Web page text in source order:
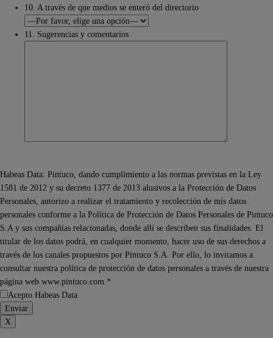
10. A través de que medios se enteró del directorio
11. Sugerencias y comentarios
Habeas Data: Pintuco, dando cumplimiento a las normas previstas en la Ley
1581 de 2012 y su decreto 1377 de 2013 alusivos a la Protección de Datos
Personales, autorizo a realizar el tratamiento y recolección de mis datos
personales conforme a la Política de Protección de Datos Personales de Pintuco
S.A y sus compañías relacionadas, donde allí se describen sus finalidades. El
titular de los datos podrá, en cualquier momento, hacer uso de sus derechos a
través de los canales propuestos por Pintuco S.A. Por ello, lo invitamos a
consultar nuestra política de protección de datos personales a través de nuestra
página web www.pintuco.com.*
Acepto Habeas Data
X